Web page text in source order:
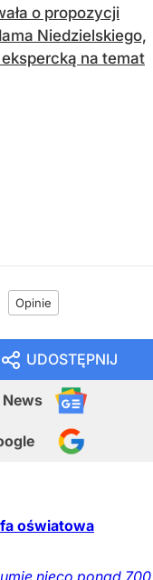
o propozycji
Niedzielskiego,
na temat
Opinie
UDOSTĘPNIJ
News
oświatowa
nieco ponad 700